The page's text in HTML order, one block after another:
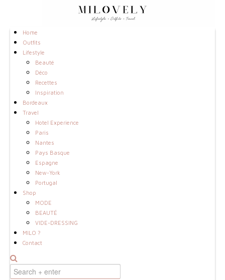
Home
Outfits
Lifestyle
Beauté
Déco
Recettes
Inspiration
Bordeaux
Travel
Hotel Experience
Paris
Nantes
Pays Basque
Espagne
New-York
Portugal
Shop
MODE
BEAUTÉ
VIDE-DRESSING
MILO ?
Contact